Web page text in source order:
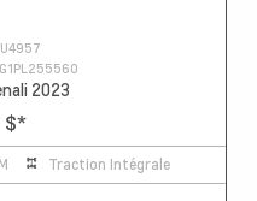
U4957
2023
*
Traction Intégrale